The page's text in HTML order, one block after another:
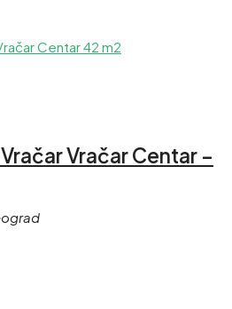
Vračar Centar –